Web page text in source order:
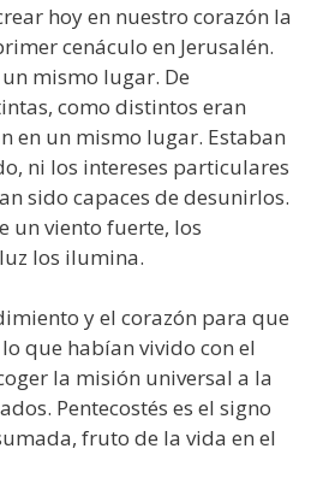
hoy en nuestro corazón la
cenáculo en Jerusalén.
mismo lugar. De
como distintos eran
en un mismo lugar. Estaban
ni los intereses particulares
sido capaces de desunirlos.
un viento fuerte, los
los ilumina.
y el corazón para que
que habían vivido con el
la misión universal a la
Pentecostés es el signo
fruto de la vida en el